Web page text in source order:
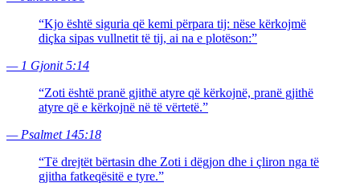
“Kjo është siguria që kemi përpara tij: nëse kërkojmë
diçka sipas vullnetit të tij, ai na e plotëson:”
— 1 Gjonit 5:14
“Zoti është pranë gjithë atyre që kërkojnë, pranë gjithë
atyre që e kërkojnë në të vërtetë.”
— Psalmet 145:18
“Të drejtët bërtasin dhe Zoti i dëgjon dhe i çliron nga të
gjitha fatkeqësitë e tyre.”